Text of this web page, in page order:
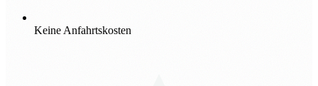
Keine Anfahrtskosten